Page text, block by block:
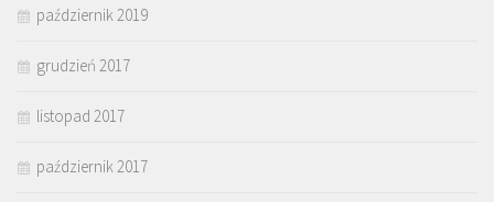
październik 2019
grudzień 2017
listopad 2017
październik 2017